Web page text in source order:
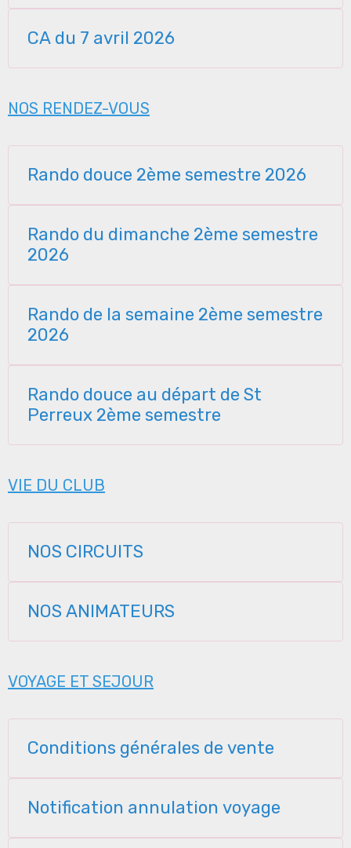
CA du 7 avril 2026
NOS RENDEZ-VOUS
Rando douce 2ème semestre 2026
Rando du dimanche 2ème semestre
2026
Rando de la semaine 2ème semestre
2026
Rando douce au départ de St
Perreux 2ème semestre
VIE DU CLUB
NOS CIRCUITS
NOS ANIMATEURS
VOYAGE ET SEJOUR
Conditions générales de vente
Notification annulation voyage